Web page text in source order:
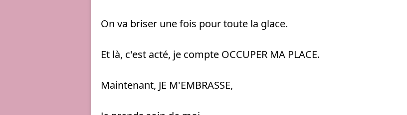
On va briser une fois pour toute la glace.
Et là, c'est acté, je compte OCCUPER MA PLACE.
Maintenant, JE M'EMBRASSE,